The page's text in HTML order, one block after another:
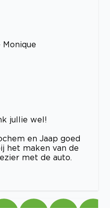
jullie wel!
en Jaap goed
het maken van de
met de auto.